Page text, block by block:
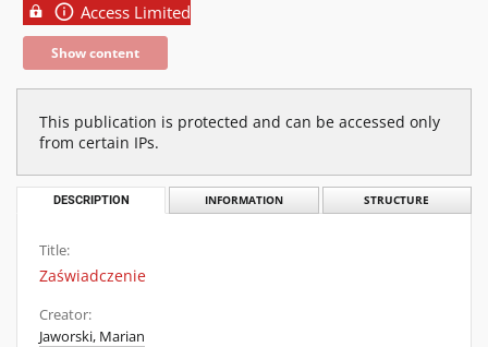
Access Limited
Show content
This publication is protected and can be accessed only
from certain IPs.
DESCRIPTION INFORMATION STRUCTURE
Title:
Zaświadczenie
Creator:
Jaworski, Marian